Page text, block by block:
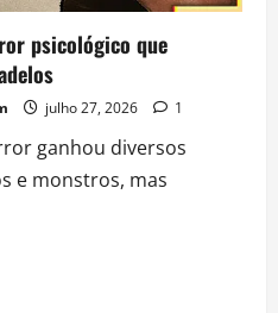
psicológico que
julho 27, 2026 1
ganhou diversos
e monstros, mas